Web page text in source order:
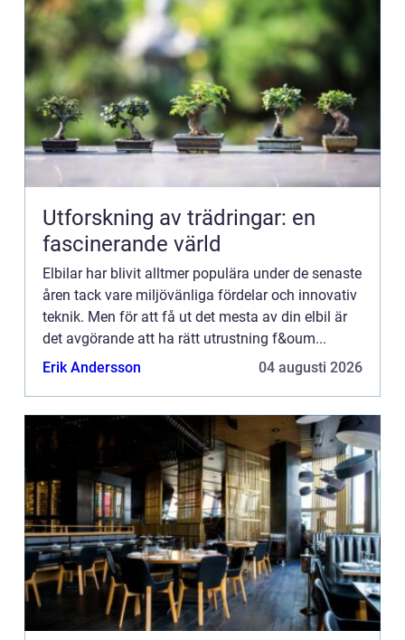
Utforskning av trädringar: en
fascinerande värld
Elbilar har blivit alltmer populära under de senaste
åren tack vare miljövänliga fördelar och innovativ
teknik. Men för att få ut det mesta av din elbil är
det avgörande att ha rätt utrustning f&oum...
Erik Andersson
04 augusti 2026